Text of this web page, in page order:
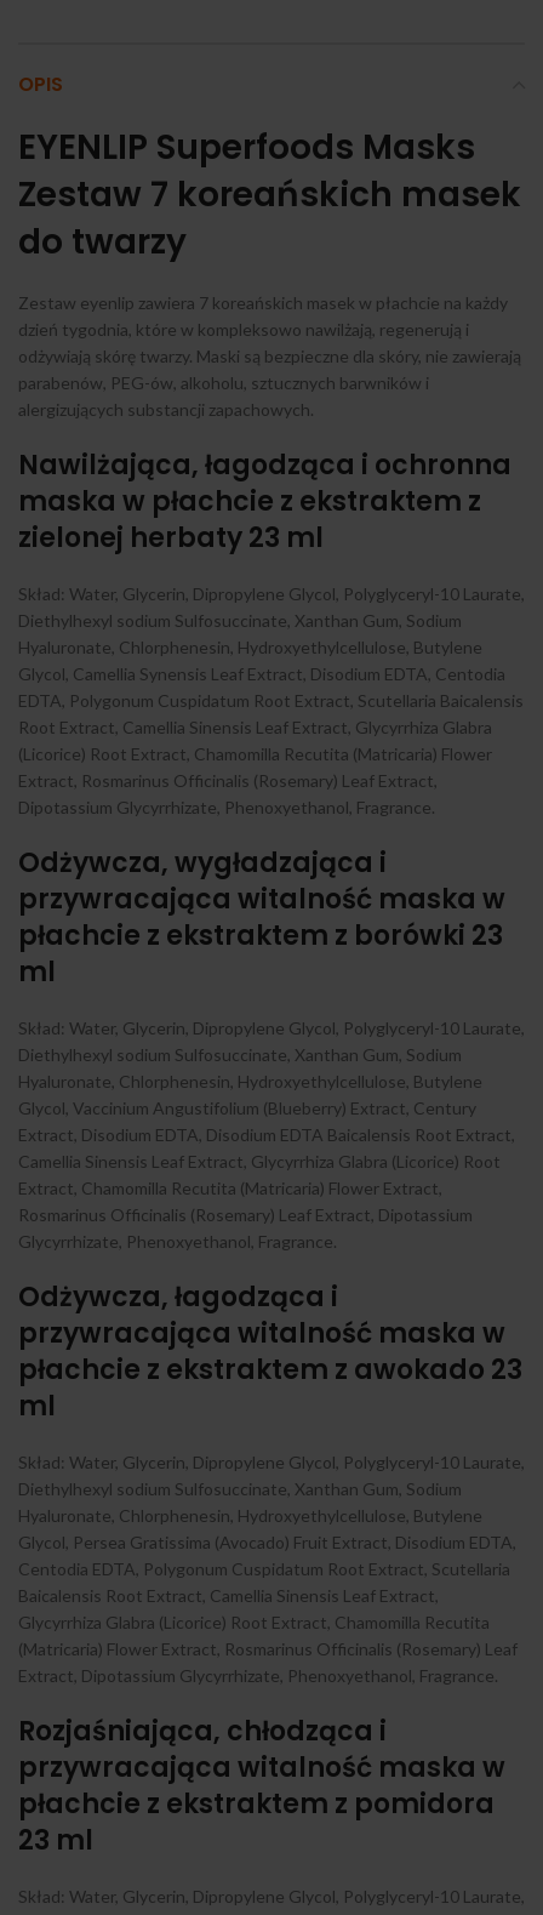
OPIS
EYENLIP Superfoods Masks
Zestaw 7 koreańskich masek
do twarzy
Zestaw eyenlip zawiera 7 koreańskich masek w płachcie na każdy
dzień tygodnia, które w kompleksowo nawilżają, regenerują i
odżywiają skórę twarzy. Maski są bezpieczne dla skóry, nie zawierają
parabenów, PEG-ów, alkoholu, sztucznych barwników i
alergizujących substancji zapachowych.
Nawilżająca, łagodząca i ochronna
maska w płachcie z ekstraktem z
zielonej herbaty 23 ml
Skład: Water, Glycerin, Dipropylene Glycol, Polyglyceryl-10 Laurate,
Diethylhexyl sodium Sulfosuccinate, Xanthan Gum, Sodium
Hyaluronate, Chlorphenesin, Hydroxyethylcellulose, Butylene
Glycol, Camellia Synensis Leaf Extract, Disodium EDTA, Centodia
EDTA, Polygonum Cuspidatum Root Extract, Scutellaria Baicalensis
Root Extract, Camellia Sinensis Leaf Extract, Glycyrrhiza Glabra
(Licorice) Root Extract, Chamomilla Recutita (Matricaria) Flower
Extract, Rosmarinus Officinalis (Rosemary) Leaf Extract,
Dipotassium Glycyrrhizate, Phenoxyethanol, Fragrance.
Odżywcza, wygładzająca i
przywracająca witalność maska w
płachcie z ekstraktem z borówki 23
ml
Skład: Water, Glycerin, Dipropylene Glycol, Polyglyceryl-10 Laurate,
Diethylhexyl sodium Sulfosuccinate, Xanthan Gum, Sodium
Hyaluronate, Chlorphenesin, Hydroxyethylcellulose, Butylene
Glycol, Vaccinium Angustifolium (Blueberry) Extract, Century
Extract, Disodium EDTA, Disodium EDTA Baicalensis Root Extract,
Camellia Sinensis Leaf Extract, Glycyrrhiza Glabra (Licorice) Root
Extract, Chamomilla Recutita (Matricaria) Flower Extract,
Rosmarinus Officinalis (Rosemary) Leaf Extract, Dipotassium
Glycyrrhizate, Phenoxyethanol, Fragrance.
Odżywcza, łagodząca i
przywracająca witalność maska w
płachcie z ekstraktem z awokado 23
ml
Skład: Water, Glycerin, Dipropylene Glycol, Polyglyceryl-10 Laurate,
Diethylhexyl sodium Sulfosuccinate, Xanthan Gum, Sodium
Hyaluronate, Chlorphenesin, Hydroxyethylcellulose, Butylene
Glycol, Persea Gratissima (Avocado) Fruit Extract, Disodium EDTA,
Centodia EDTA, Polygonum Cuspidatum Root Extract, Scutellaria
Baicalensis Root Extract, Camellia Sinensis Leaf Extract,
Glycyrrhiza Glabra (Licorice) Root Extract, Chamomilla Recutita
(Matricaria) Flower Extract, Rosmarinus Officinalis (Rosemary) Leaf
Extract, Dipotassium Glycyrrhizate, Phenoxyethanol, Fragrance.
Rozjaśniająca, chłodząca i
przywracająca witalność maska w
płachcie z ekstraktem z pomidora
23 ml
Skład: Water, Glycerin, Dipropylene Glycol, Polyglyceryl-10 Laurate,